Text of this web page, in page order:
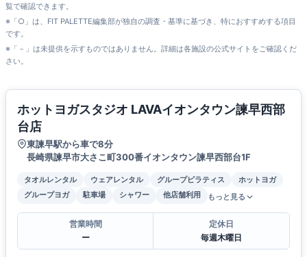
覧で確認できます。
※「○」は、FIT PALETTE編集部が独自の調査・基準に基づき、特におすすめする項目
です。
※「－」は未提供を示すものではありません。詳細は各施設の公式サイトをご確認くだ
さい。
ホットヨガスタジオ LAVAイオンタウン諫早西部
台店
東諫早駅から車で8分
長崎県諫早市大さこ町300番イオンタウン諫早西部台1F
タオルレンタル ウェアレンタル グループピラティス
ホットヨガ
グループヨガ
駐車場 シャワー 他店舗利用 もっと見る
営業時間
ー
定休日
毎週木曜日